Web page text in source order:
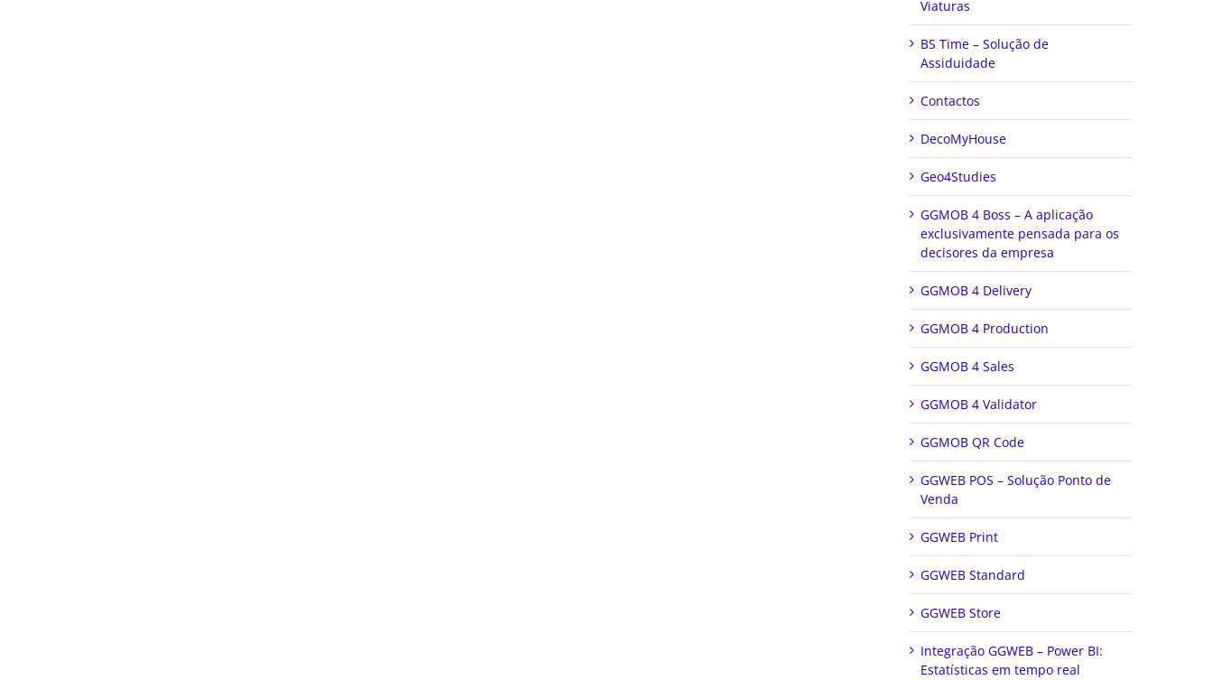
Viaturas
BS Time – Solução de
Assiduidade
Contactos
DecoMyHouse
Geo4Studies
GGMOB 4 Boss – A aplicação
exclusivamente pensada para os
decisores da empresa
GGMOB 4 Delivery
GGMOB 4 Production
GGMOB 4 Sales
GGMOB 4 Validator
GGMOB QR Code
GGWEB POS – Solução Ponto de
Venda
GGWEB Print
GGWEB Standard
GGWEB Store
Integração GGWEB – Power BI:
Estatísticas em tempo real